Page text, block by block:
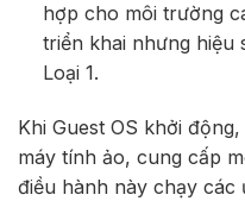
hợp cho môi trường
triển khai nhưng hiệu
Loại 1.
Khi Guest OS khởi
máy tính ảo, cung cấp
điều hành này chạy các